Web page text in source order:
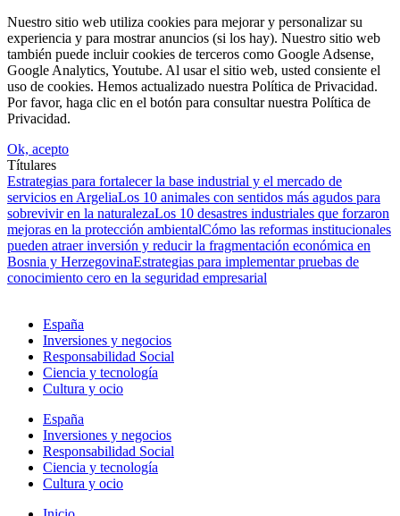
Nuestro sitio web utiliza cookies para mejorar y personalizar su
experiencia y para mostrar anuncios (si los hay). Nuestro sitio web
también puede incluir cookies de terceros como Google Adsense,
Google Analytics, Youtube. Al usar el sitio web, usted consiente el
uso de cookies. Hemos actualizado nuestra Política de Privacidad.
Por favor, haga clic en el botón para consultar nuestra Política de
Privacidad.
Ok, acepto
Títulares
Estrategias para fortalecer la base industrial y el mercado de
servicios en ArgeliaLos 10 animales con sentidos más agudos para
sobrevivir en la naturalezaLos 10 desastres industriales que forzaron
mejoras en la protección ambientalCómo las reformas institucionales
pueden atraer inversión y reducir la fragmentación económica en
Bosnia y HerzegovinaEstrategias para implementar pruebas de
conocimiento cero en la seguridad empresarial
España
Inversiones y negocios
Responsabilidad Social
Ciencia y tecnología
Cultura y ocio
España
Inversiones y negocios
Responsabilidad Social
Ciencia y tecnología
Cultura y ocio